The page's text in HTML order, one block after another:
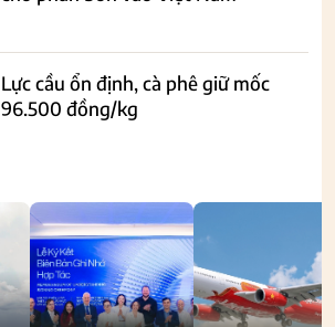
Lực cầu ổn định, cà phê giữ mốc
96.500 đồng/kg